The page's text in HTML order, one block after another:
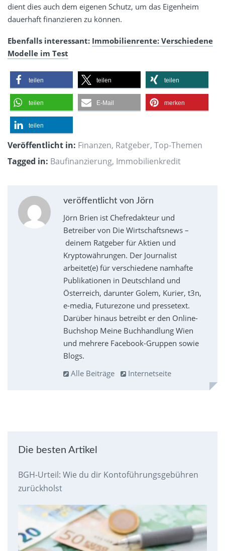
dient dies auch dem eigenen Schutz, um das Eigenheim
dauerhaft finanzieren zu können.
Ebenfalls interessant: Immobilienrente: Verschiedene
Modelle im Test
teilen teilen teilen
teilen E-Mail merken
teilen
Veröffentlicht in: Finanzen, Ratgeber, Top-Themen
Tagged in: Baufinanzierung, Immobilienkredit
veröffentlicht von Jörn
Jörn Brien ist Chefredakteur und
Betreiber von Die Wirtschaftsnews –
deinem Ratgeber für Aktien und
Kryptowährungen. Der Journalist
arbeitet(e) für verschiedene namhafte
Publikationen in Deutschland und
Österreich, darunter Golem, Kurier, t3n,
e-media, Futurezone und pressetext.
Darüber hinaus betreibt er den Online-
Buchshop Meine Buchhandlung Wien
und mehrere Facebook-Gruppen sowie
Blogs.
Alle Beiträge
Internetseite
Die besten Artikel
BGH-Urteil: Wie du dir Kontoführungsgebühren
zurückholst